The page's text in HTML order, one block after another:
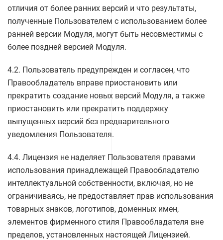
отличия от более ранних версий и что результаты,
полученные Пользователем с использованием более
ранней версии Модуля, могут быть несовместимы с
более поздней версией Модуля.
4.2. Пользователь предупрежден и согласен, что
Правообладатель вправе приостановить или
прекратить создание новых версий Модуля, а также
приостановить или прекратить поддержку
выпущенных версий без предварительного
уведомления Пользователя.
4.4. Лицензия не наделяет Пользователя правами
использования принадлежащей Правообладателю
интеллектуальной собственности, включая, но не
ограничиваясь, не предоставляет прав использования
товарных знаков, логотипов, доменных имен,
элементов фирменного стиля Правообладателя вне
пределов, установленных настоящей Лицензией.